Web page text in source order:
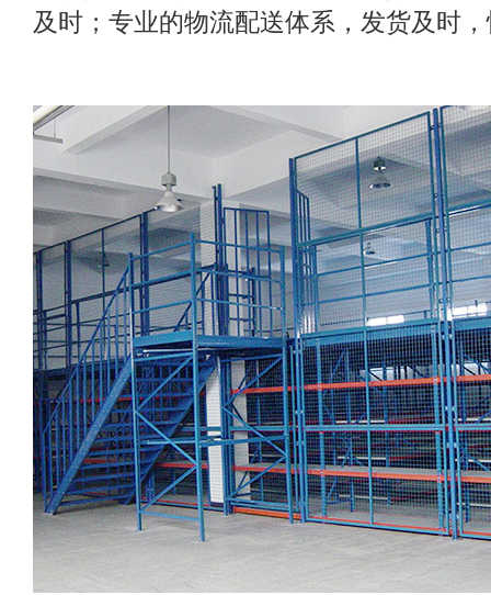
及时；专业的物流配送体系，发货及时